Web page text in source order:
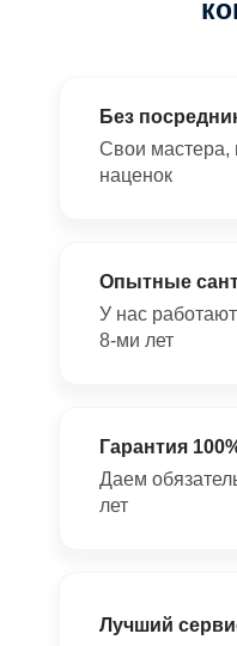
Без
Свои мастера,
наценок
Опытные
У нас
8-ми лет
Гарантия
Даем
лет
Лучший